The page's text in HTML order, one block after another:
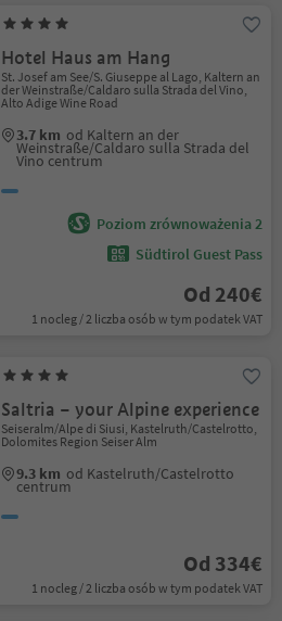
Hotel Haus am Hang
St. Josef am See/S. Giuseppe al Lago, Kaltern an
der Weinstraße/Caldaro sulla Strada del Vino,
Alto Adige Wine Road
3.7 km od Kaltern an der
Weinstraße/Caldaro sulla Strada del
Vino centrum
Poziom zrównoważenia 2
Südtirol Guest Pass
Od 240€
1 nocleg / 2 liczba osób w tym podatek VAT
Saltria – your Alpine experience
Seiseralm/Alpe di Siusi, Kastelruth/Castelrotto,
Dolomites Region Seiser Alm
9.3 km od Kastelruth/Castelrotto
centrum
Od 334€
1 nocleg / 2 liczba osób w tym podatek VAT